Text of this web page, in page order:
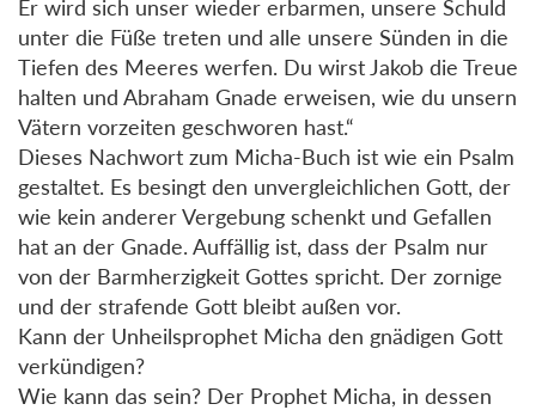
Er wird sich unser wieder erbarmen, unsere Schuld
unter die Füße treten und alle unsere Sünden in die
Tiefen des Meeres werfen. Du wirst Jakob die Treue
halten und Abraham Gnade erweisen, wie du unsern
Vätern vorzeiten geschworen hast.“
Dieses Nachwort zum Micha-Buch ist wie ein Psalm
gestaltet. Es besingt den unvergleichlichen Gott, der
wie kein anderer Vergebung schenkt und Gefallen
hat an der Gnade. Auffällig ist, dass der Psalm nur
von der Barmherzigkeit Gottes spricht. Der zornige
und der strafende Gott bleibt außen vor.
Kann der Unheilsprophet Micha den gnädigen Gott
verkündigen?
Wie kann das sein? Der Prophet Micha, in dessen